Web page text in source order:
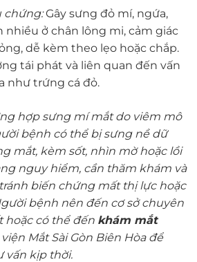
chứng:Gây sưng đỏ mí, ngứa,
nhiều ở chân lông mi, cảm giác
dễ kèm theo lẹo hoặc chắp.
tái phát và liên quan đến vấn
như trứng cá đỏ.
hợp sưng mí mắt do viêm mô
bệnh có thể bị sưng nề dữ
mắt, kèm sốt, nhìn mờ hoặc lồi
nguy hiểm, cần thăm khám và
biến chứng mất thị lực hoặc
bệnh nên đến cơ sở chuyên
hoặc có thể đến khám mắt
Mắt Sài Gòn Biên Hòa để
vấn kịp thời.